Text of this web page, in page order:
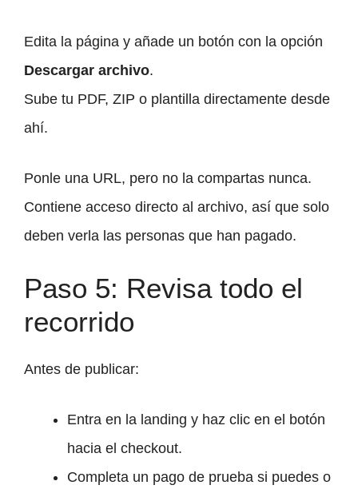
Edita la página y añade un botón con la opción
Descargar archivo.
Sube tu PDF, ZIP o plantilla directamente desde
ahí.
Ponle una URL, pero no la compartas nunca.
Contiene acceso directo al archivo, así que solo
deben verla las personas que han pagado.
Paso 5: Revisa todo el
recorrido
Antes de publicar:
Entra en la landing y haz clic en el botón
hacia el checkout.
Completa un pago de prueba si puedes o